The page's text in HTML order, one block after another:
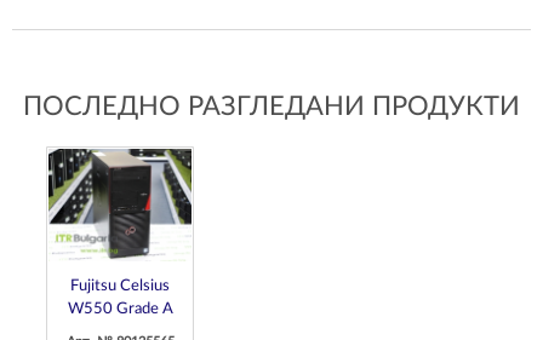
ПОСЛЕДНО РАЗГЛЕДАНИ ПРОДУКТИ
Fujitsu Celsius
W550 Grade A